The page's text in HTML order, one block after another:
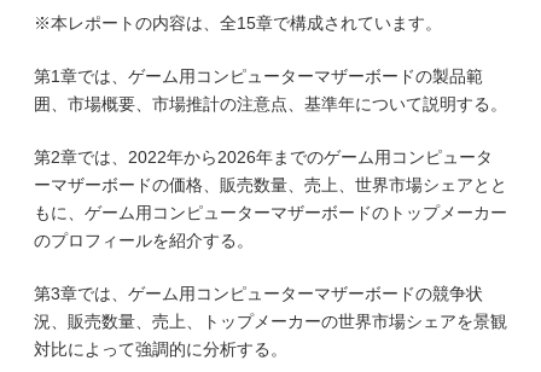
※本レポートの内容は、全15章で構成されています。
第1章では、ゲーム用コンピューターマザーボードの製品範
囲、市場概要、市場推計の注意点、基準年について説明する。
第2章では、2022年から2026年までのゲーム用コンピュータ
ーマザーボードの価格、販売数量、売上、世界市場シェアとと
もに、ゲーム用コンピューターマザーボードのトップメーカー
のプロフィールを紹介する。
第3章では、ゲーム用コンピューターマザーボードの競争状
況、販売数量、売上、トップメーカーの世界市場シェアを景観
対比によって強調的に分析する。